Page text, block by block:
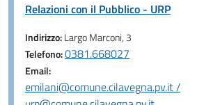
Relazioni con il Pubblico - URP
Indirizzo:Largo Marconi, 3
Telefono:0381.668027
Email:
emilani@comune.cilavegna.pv.it /